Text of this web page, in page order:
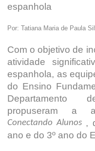
espanhola
Por: Tatiana Maria de Paula
Com o objetivo de
atividade
espanhola, as
do Ensino
Departamento
propuseram a
Conectando Alunos,
ano e do 3º ano do